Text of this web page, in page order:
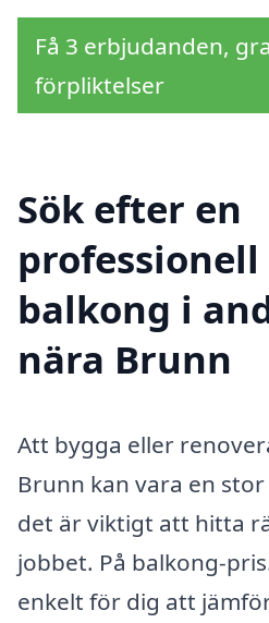
Få 3 erbjudanden,
förpliktelser
Sök efter en
balkong i
nära Brunn
Att bygga eller
Brunn kan vara en
det är viktigt att hitta
jobbet. På balkong-
enkelt för dig att